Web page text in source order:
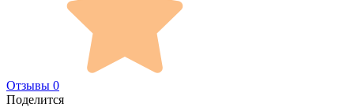
Отзывы 0
Поделится